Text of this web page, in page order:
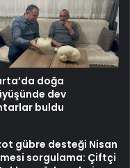
doğa
dev
buldu
gübre desteği Nisan
sorgulama: Çiftçi